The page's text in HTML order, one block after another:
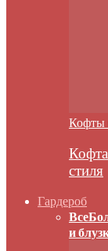
Кофты
стиля
Гардероб
Все
и